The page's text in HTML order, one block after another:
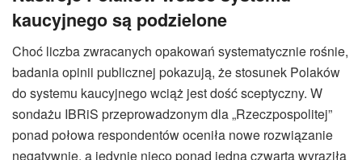
kaucyjnego są podzielone
Choć liczba zwracanych opakowań systematycznie rośnie,
badania opinii publicznej pokazują, że stosunek Polaków
do systemu kaucyjnego wciąż jest dość sceptyczny. W
sondażu IBRiS przeprowadzonym dla „Rzeczpospolitej”
ponad połowa respondentów oceniła nowe rozwiązanie
negatywnie, a jedynie nieco ponad jedna czwarta wyraziła